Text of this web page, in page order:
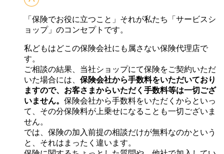
「保険でお役に立つこと」それが私たち「サービスシ
ョップ」のコンセプトです。
私どもはどこの保険会社にも属さない保険代理店で
す。
ご相談の結果、当社ショップにて保険をご契約いただ
いた場合には、 保険会社から手数料をいただいており
ますので、お客さまからいただく手数料等は一切ござ
いません。 保険会社から手数料をいただくからといっ
て、その分保険料が上乗せになることも一切ございま
せん。
では、保険の加入前提の相談だけが無料なのかという
と、それはまったく違います。